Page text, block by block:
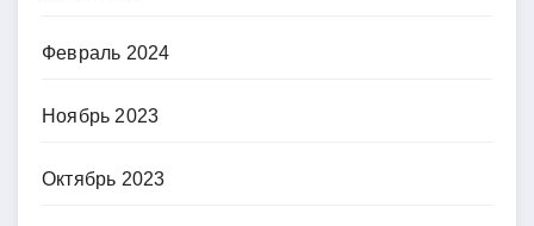
Февраль 2024
Ноябрь 2023
Октябрь 2023